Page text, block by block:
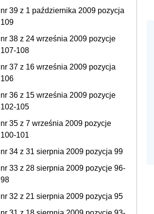
nr 39 z 1 października 2009 pozycja
109
nr 38 z 24 września 2009 pozycje
107-108
nr 37 z 16 września 2009 pozycja
106
nr 36 z 15 września 2009 pozycje
102-105
nr 35 z 7 września 2009 pozycje
100-101
nr 34 z 31 sierpnia 2009 pozycja 99
nr 33 z 28 sierpnia 2009 pozycje 96-
98
nr 32 z 21 sierpnia 2009 pozycja 95